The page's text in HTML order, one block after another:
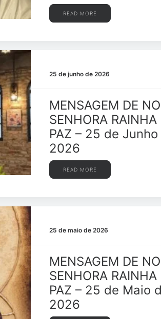
READ MORE
25 de junho de 2026
MENSAGEM DE
SENHORA RAINHA
PAZ – 25 de
2026
READ MORE
25 de maio de 2026
MENSAGEM DE
SENHORA RAINHA
PAZ – 25 de Maio
2026